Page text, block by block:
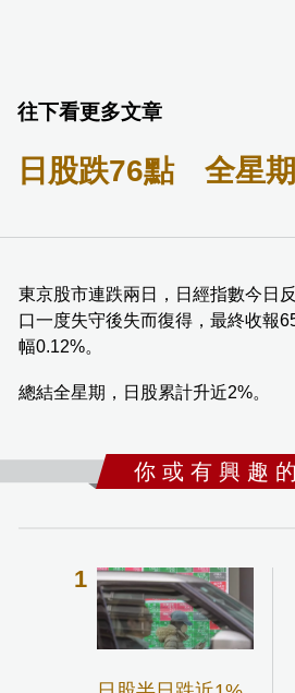
往下看更多文章
日股跌76點 全星
東京股市連跌兩日，日經指數今日
口一度失守後失而復得，最終收報
幅0.12%。
總結全星期，日股累計升近2%。
你 或 有 興 趣